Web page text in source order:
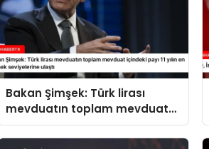
Bakan Şimşek: Türk lirası
mevduatın toplam mevduat
içindeki payı 11 yılın en yüksek
seviyelerine ulaştı